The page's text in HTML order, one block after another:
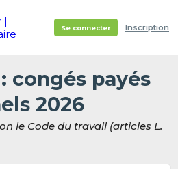
Se connecter Inscription
congés payés
2026
le Code du travail (articles L.